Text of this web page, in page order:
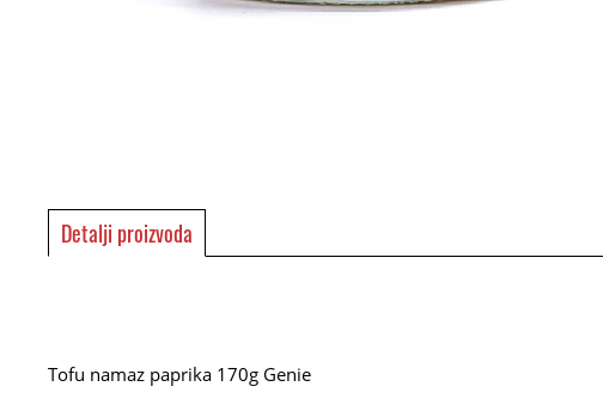
Detalji proizvoda
Tofu namaz paprika 170g Genie